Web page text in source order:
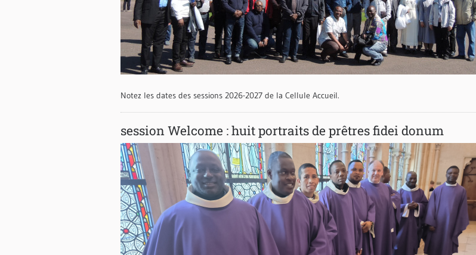
Notez les dates des sessions 2026-2027 de la Cellule Accueil.
session Welcome : huit portraits de prêtres fidei donum